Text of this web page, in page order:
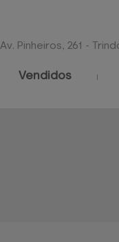
Av. Pinheiros, 261 -
Vendidos